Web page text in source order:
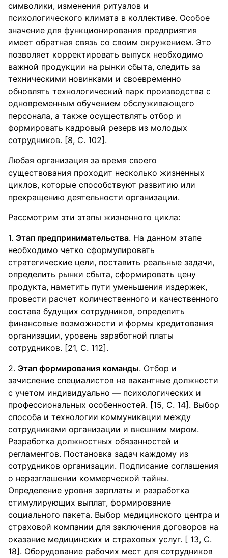
символики, изменения ритуалов и
психологического климата в коллективе. Особое
значение для функционирования предприятия
имеет обратная связь со своим окружением. Это
позволяет корректировать выпуск необходимо
важной продукции на рынки сбыта, следить за
техническими новинками и своевременно
обновлять технологический парк производства с
одновременным обучением обслуживающего
персонала, а также осуществлять отбор и
формировать кадровый резерв из молодых
сотрудников. [8, С. 102].
Любая организация за время своего
существования проходит несколько жизненных
циклов, которые способствуют развитию или
прекращению деятельности организации.
Рассмотрим эти этапы жизненного цикла:
1. Этап предпринимательства. На данном этапе
необходимо четко сформулировать
стратегические цели, поставить реальные задачи,
определить рынки сбыта, сформировать цену
продукта, наметить пути уменьшения издержек,
провести расчет количественного и качественного
состава будущих сотрудников, определить
финансовые возможности и формы кредитования
организации, уровень заработной платы
сотрудников. [21, С. 112].
2. Этап формирования команды. Отбор и
зачисление специалистов на вакантные должности
с учетом индивидуально — психологических и
профессиональных особенностей. [15, С. 14]. Выбор
способа и технологии коммуникации между
сотрудниками организации и внешним миром.
Разработка должностных обязанностей и
регламентов. Постановка задач каждому из
сотрудников организации. Подписание соглашения
о неразглашении коммерческой тайны.
Определение уровня зарплаты и разработка
стимулирующих выплат, формирование
социального пакета. Выбор медицинского центра и
страховой компании для заключения договоров на
оказание медицинских и страховых услуг. [ 13, С.
18]. Оборудование рабочих мест для сотрудников